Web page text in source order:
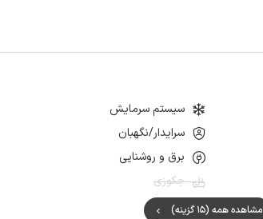
سیستم سرمایش
سرایدار/نگهبان
برق و روشنایی
جکوزی
مشاهده همه (15 گزینه)